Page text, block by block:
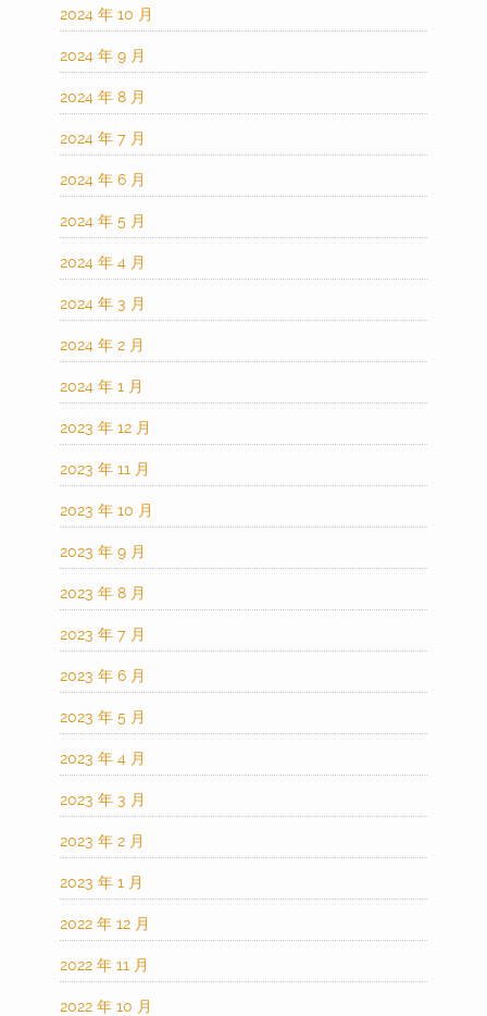
2024 年 10 月
2024 年 9 月
2024 年 8 月
2024 年 7 月
2024 年 6 月
2024 年 5 月
2024 年 4 月
2024 年 3 月
2024 年 2 月
2024 年 1 月
2023 年 12 月
2023 年 11 月
2023 年 10 月
2023 年 9 月
2023 年 8 月
2023 年 7 月
2023 年 6 月
2023 年 5 月
2023 年 4 月
2023 年 3 月
2023 年 2 月
2023 年 1 月
2022 年 12 月
2022 年 11 月
2022 年 10 月